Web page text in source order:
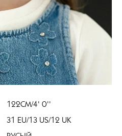
122CM/4' 0''
31 EU/13 US/12 UK